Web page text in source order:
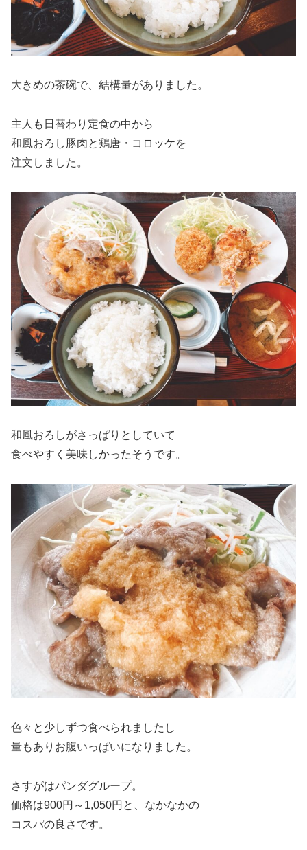
大きめの茶碗で、結構量がありました。
主人も日替わり定食の中から
和風おろし豚肉と鶏唐・コロッケを
注文しました。
和風おろしがさっぱりとしていて
食べやすく美味しかったそうです。
色々と少しずつ食べられましたし
量もありお腹いっぱいになりました。
さすがはパンダグループ。
価格は900円～1,050円と、なかなかの
コスパの良さです。